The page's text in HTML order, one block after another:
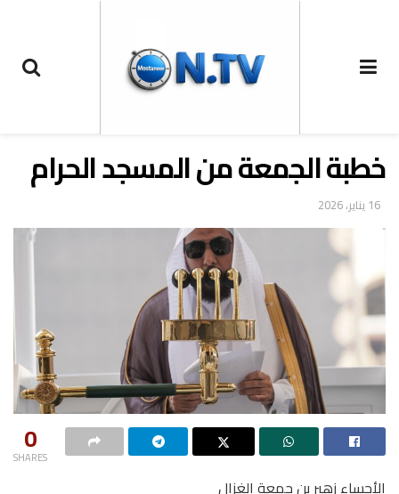
خطبة الجمعة من المسجد الحرام
16 يناير، 2026
0
SHARES
الأحساء زهير بن جمعة الغزال